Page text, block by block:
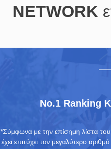
NETWORK
No.1 Ranking
*Σύμφωνα με την επίσημη λίστα
έχει επιτύχει τον μεγαλύτερο